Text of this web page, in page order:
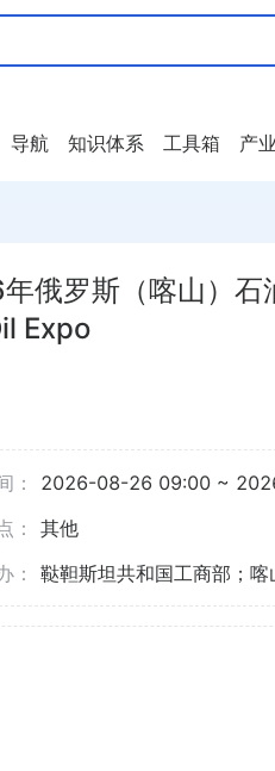
导航 知识体系 工具箱 产
俄罗斯（喀山）石
Expo
：
2026-08-26 09:00 ~
：
其他
：
鞑靼斯坦共和国工商部；喀